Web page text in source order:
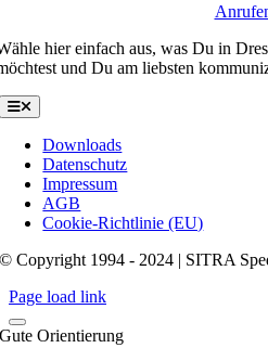
hier einfach aus, was Du in
und Du am liebsten
Toggle
Navigation
Downloads
Datenschutz
Impressum
AGB
Cookie-Richtlinie (EU)
© Copyright 1994 - 2024 | SITRA
Page load link
Gute Orientierung